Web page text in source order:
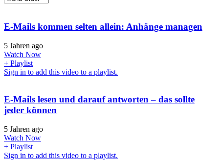
E-Mails kommen selten allein: Anhänge managen
5 Jahren ago
Watch Now
+ Playlist
Sign in to add this video to a playlist.
E-Mails lesen und darauf antworten – das sollte
jeder können
5 Jahren ago
Watch Now
+ Playlist
Sign in to add this video to a playlist.